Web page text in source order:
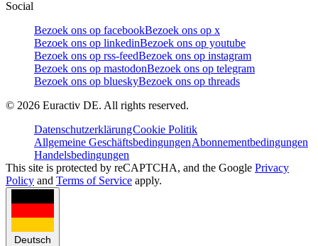
Social
Bezoek ons op facebookBezoek ons op x
Bezoek ons op linkedinBezoek ons op youtube
Bezoek ons op rss-feedBezoek ons op instagram
Bezoek ons op mastodonBezoek ons op telegram
Bezoek ons op blueskyBezoek ons op threads
© 2026 Euractiv DE. All rights reserved.
DatenschutzerklärungCookie Politik
Allgemeine GeschäftsbedingungenAbonnementbedingungen
Handelsbedingungen
This site is protected by reCAPTCHA, and the Google Privacy
Policy and Terms of Service apply.
Deutsch